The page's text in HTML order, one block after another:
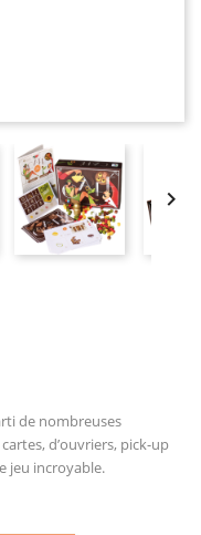

de nombreuses
d’ouvriers, pick-up
jeu incroyable.